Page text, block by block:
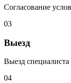
Согласование
03
Выезд
Выезд специалиста
04